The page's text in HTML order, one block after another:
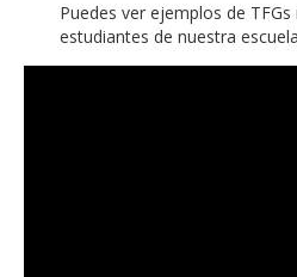
Puedes ver ejemplos de
estudiantes de nuestra